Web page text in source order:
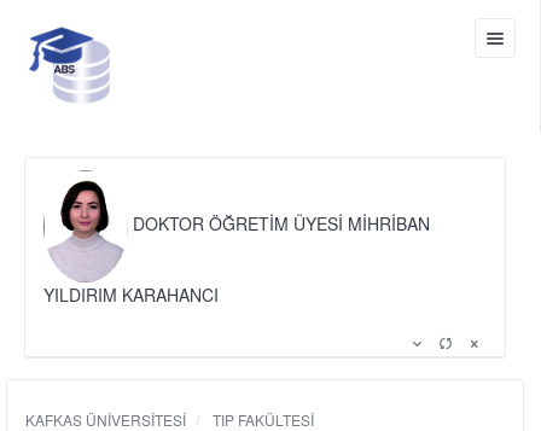
DOKTOR ÖĞRETİM ÜYESİ MİHRİBAN
YILDIRIM KARAHANCI
KAFKAS ÜNİVERSİTESİ
TIP FAKÜLTESİ